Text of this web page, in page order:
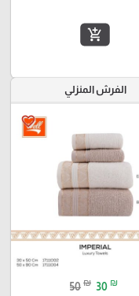
add_shopping_cart
الفرش المنزلي
favorite_border
50 ₪ 30 ₪